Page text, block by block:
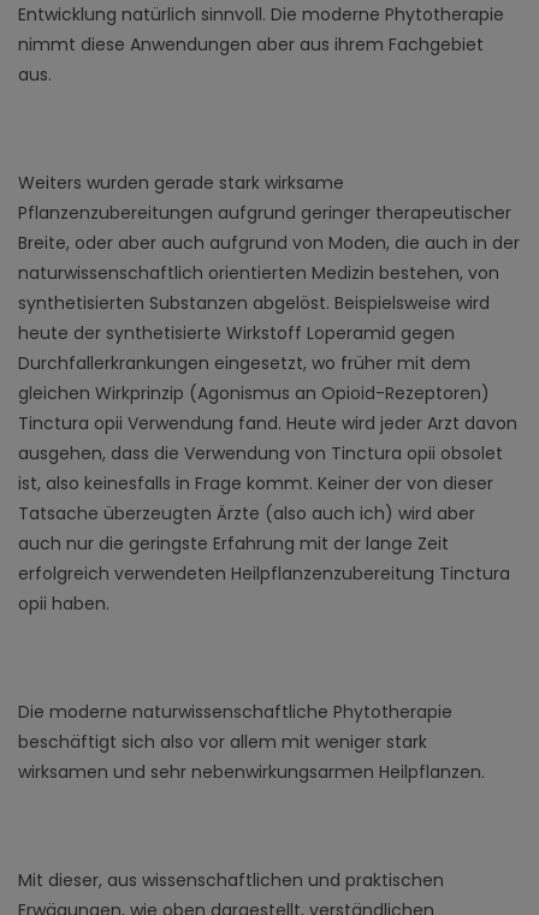
Entwicklung natürlich sinnvoll. Die moderne Phytotherapie
nimmt diese Anwendungen aber aus ihrem Fachgebiet
aus.
Weiters wurden gerade stark wirksame
Pflanzenzubereitungen aufgrund geringer therapeutischer
Breite, oder aber auch aufgrund von Moden, die auch in der
naturwissenschaftlich orientierten Medizin bestehen, von
synthetisierten Substanzen abgelöst. Beispielsweise wird
heute der synthetisierte Wirkstoff Loperamid gegen
Durchfallerkrankungen eingesetzt, wo früher mit dem
gleichen Wirkprinzip (Agonismus an Opioid-Rezeptoren)
Tinctura opii Verwendung fand. Heute wird jeder Arzt davon
ausgehen, dass die Verwendung von Tinctura opii obsolet
ist, also keinesfalls in Frage kommt. Keiner der von dieser
Tatsache überzeugten Ärzte (also auch ich) wird aber
auch nur die geringste Erfahrung mit der lange Zeit
erfolgreich verwendeten Heilpflanzenzubereitung Tinctura
opii haben.
Die moderne naturwissenschaftliche Phytotherapie
beschäftigt sich also vor allem mit weniger stark
wirksamen und sehr nebenwirkungsarmen Heilpflanzen.
Mit dieser, aus wissenschaftlichen und praktischen
Erwägungen, wie oben dargestellt, verständlichen